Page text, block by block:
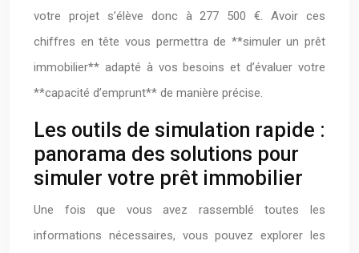
votre projet s’élève donc à 277 500 €. Avoir ces
chiffres en tête vous permettra de **simuler un prêt
immobilier** adapté à vos besoins et d’évaluer votre
**capacité d’emprunt** de manière précise.
Les outils de simulation rapide :
panorama des solutions pour
simuler votre prêt immobilier
Une fois que vous avez rassemblé toutes les
informations nécessaires, vous pouvez explorer les